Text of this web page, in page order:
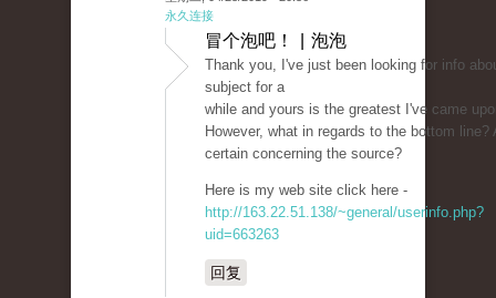
永久连接
冒个泡吧！ | 泡泡
Thank you, I've just been looking for info
subject for a
while and yours is the greatest I've came
However, what in regards to the bottom line?
certain concerning the source?
Here is my web site click here -
http://163.22.51.138/~general/userinfo.php?
uid=663263
回复